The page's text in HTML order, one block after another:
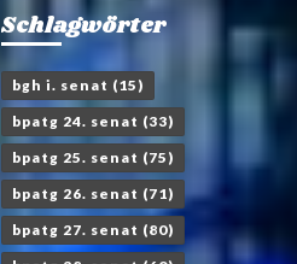
Schlagwörter
bgh i. senat (15)
bpatg 24. senat (33)
bpatg 25. senat (75)
bpatg 26. senat (71)
bpatg 27. senat (80)